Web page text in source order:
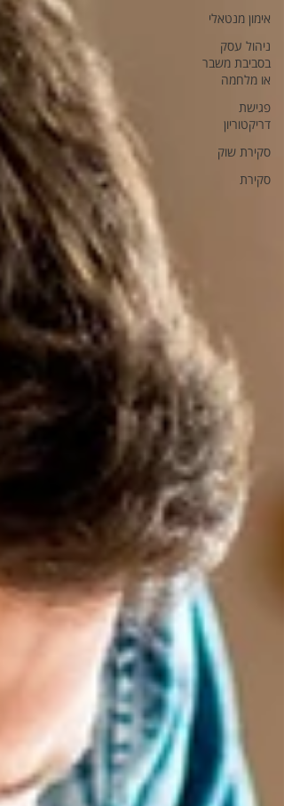
אימון מנטאלי
ניהול עסק
בסביבת משבר
או מלחמה
פגישת
דריקטוריון
סקירת שוק
סקירת